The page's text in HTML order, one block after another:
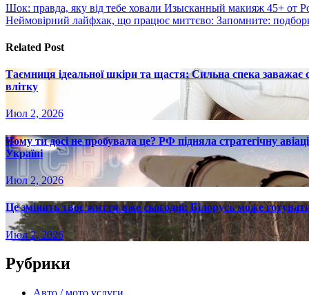
Навигация
по
записям
Шок: правда, яку від тебе ховали Изысканный макияж 45+ от
Неймовірний лайфхак, що працює миттєво: Запомните:
Related Post
Таємниця ідеальної шкіри та щастя: Сильна спека
влітку
Июл 2, 2026
Чому ти досі не пробувала це? РФ підняла стратегічну
Україні
Июл 2, 2026
Це змінить твоє життя вже сьогодні: Білорусь може
Июл 2, 2026
Рубрики